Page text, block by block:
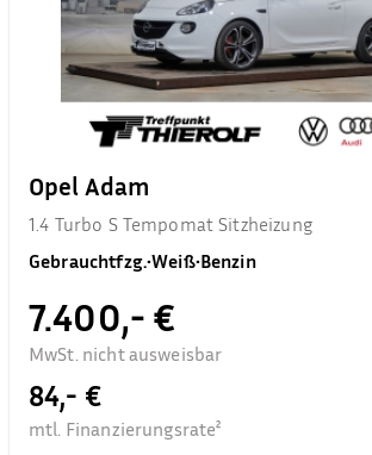
Opel Adam
1.4 Turbo S Tempomat Sitzheizung
Gebrauchtfzg.•Weiß•Benzin
7.400,- €
MwSt. nicht ausweisbar
84,- €
mtl. Finanzierungsrate²